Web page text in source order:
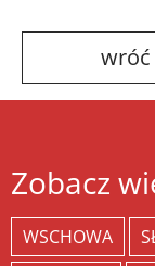
wróć
Zobacz
WSCHOWA